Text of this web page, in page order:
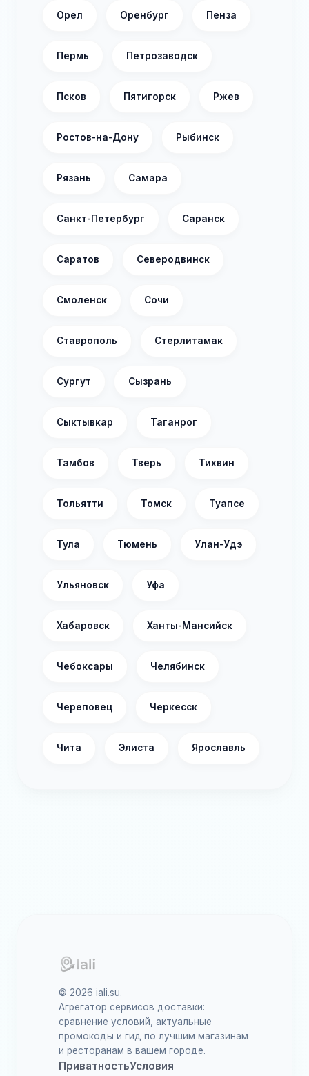
Орел Оренбург Пенза
Пермь Петрозаводск
Псков Пятигорск Ржев
Ростов-на-Дону Рыбинск
Рязань Самара
Санкт-Петербург Саранск
Саратов Северодвинск
Смоленск Сочи
Ставрополь Стерлитамак
Сургут Сызрань
Сыктывкар Таганрог
Тамбов Тверь Тихвин
Тольятти Томск Туапсе
Тула Тюмень Улан-Удэ
Ульяновск Уфа
Хабаровск Ханты-Мансийск
Чебоксары Челябинск
Череповец Черкесск
Чита Элиста Ярославль
© 2026 iali.su.
Агрегатор сервисов доставки:
сравнение условий, актуальные
промокоды и гид по лучшим магазинам
и ресторанам в вашем городе.
ПриватностьУсловия